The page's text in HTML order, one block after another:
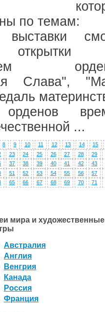
по темам:
выставки
Слава",
...
8 9 10 11 12 13 14
15
23 24 25 26 27 28
29
37 38 39 40 41 42
43
51 52 53 54 55 56
57
65 66 67 68 69 70
71
мира и художественные
Австралия
Англия
Венгрия
Канада
Россия
Франция